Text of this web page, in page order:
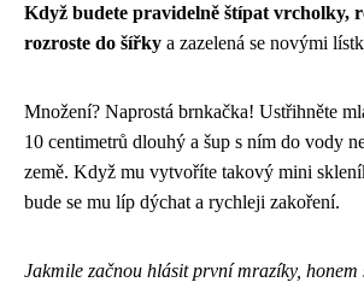
Když budete pravidelně štípat vrcholky,
rozroste do šířky a zazelená se novými
Množení? Naprostá brnkačka! Ustřihněte
10 centimetrů dlouhý a šup s ním do vody
země. Když mu vytvoříte takový mini
bude se mu líp dýchat a rychleji zakoření.
Jakmile začnou hlásit první mrazíky, honem